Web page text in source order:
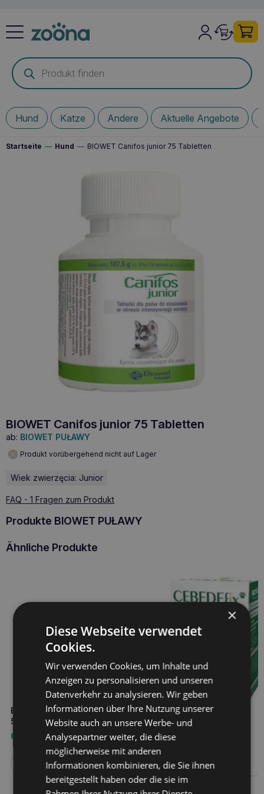
Products
search
Hund Katze Andere Aktuelle Angebote
Startseite — Hund — BIOWET Canifos junior 75 Tabletten
BIOWET Canifos junior 75 Tabletten
ab: BIOWET PUŁAWY
Produkt vorübergehend nicht auf Lager
Wiek zwierzęcia: Junior
FAQ - 1 Fragen zum Produkt
Produkte BIOWET PUŁAWY
Ähnliche Produkte
BALTICA Baldrian für Katzen
50g
6,90
Weiterlesen
BIOVICO cebedefix 40
Tabletten
38,70€
×
Diese Webseite verwendet
Cookies.
Wir verwenden Cookies, um Inhalte und
Anzeigen zu personalisieren und unseren
Datenverkehr zu analysieren. Wir geben
Informationen über Ihre Nutzung unserer
Website auch an unsere Werbe- und
Analysepartner weiter, die diese
möglicherweise mit anderen
Informationen kombinieren, die Sie ihnen
bereitgestellt haben oder die sie im